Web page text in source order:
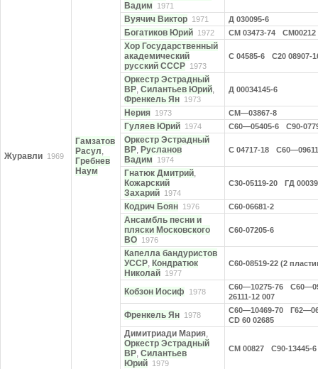
Журавли 1969
Гамзатов
Расул,
Гребнев
Наум
Вадим
1971
Вуячич Виктор 1971 Д 030095-6
Богатиков Юрий 1972 СМ 03473-74 СМ00212
Хор Государственный
академический
русский СССР 1973
С 04585-6 С20 08907-
Оркестр Эстрадный
ВР, Силантьев Юрий,
Френкель Ян 1973
Д 00034145-6
Нерия 1973 CM—03867-8
Гуляев Юрий 1974 С60—05405-6 С90-
Оркестр Эстрадный
ВР, Русланов
Вадим
1974
С 04717-18
Гнатюк Дмитрий,
Кожарский
Захарий 1974
С30-05119-20 ГД
Кодрич Боян 1976 С60-06681-2
Ансамбль песни и
пляски Московского
ВО 1976
С60-07205-6
Капелла бандуристов
УССР, Кондратюк
Николай 1977
С60-08519-22 (2
Кобзон Иосиф 1978
С60—10275-76
26111-12 007
Френкель Ян 1978
С60—10469-70
CD 60 02685
Димитриади Мария,
Оркестр Эстрадный
ВР, Силантьев
Юрий 1979
СМ 00827 С90-13445-6